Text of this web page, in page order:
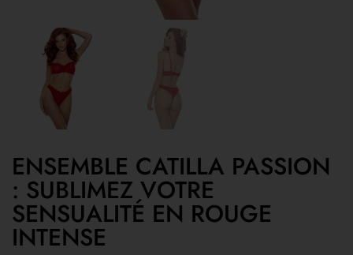
ENSEMBLE CATILLA PASSION
: SUBLIMEZ VOTRE
SENSUALITÉ EN ROUGE
INTENSE